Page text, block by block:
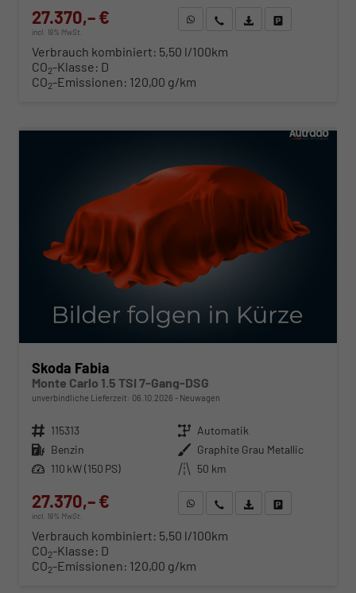
27.370,– €
incl. 19% MwSt.
WhatsApp anfragen
Wir rufen Sie anFahrzeugexposé (PDF)
Verbrauch kombiniert: 5,50 l/100km
CO2-Klasse: D
CO2-Emissionen: 120,00 g/km
Skoda Fabia
Monte Carlo 1.5 TSI 7-Gang-DSG
unverbindliche Lieferzeit: 06.10.2026 Neuwagen
Fahrzeugnr. 115313 Getriebe Automatik
Kraftstoff Benzin Außenfarbe Graphite Grau Metallic
Leistung 110 kW (150 PS) Kilometerstand 50 km
27.370,– €
incl. 19% MwSt.
WhatsApp anfragen
Wir rufen Sie anFahrzeugexposé (PDF)
Verbrauch kombiniert: 5,50 l/100km
CO2-Klasse: D
CO2-Emissionen: 120,00 g/km